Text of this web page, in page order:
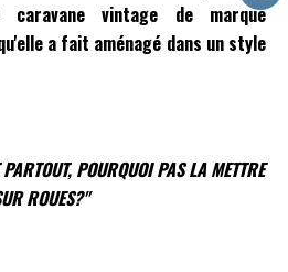
vintage de marque
a fait aménagé dans un style
POURQUOI PAS LA METTRE
ROUES?"